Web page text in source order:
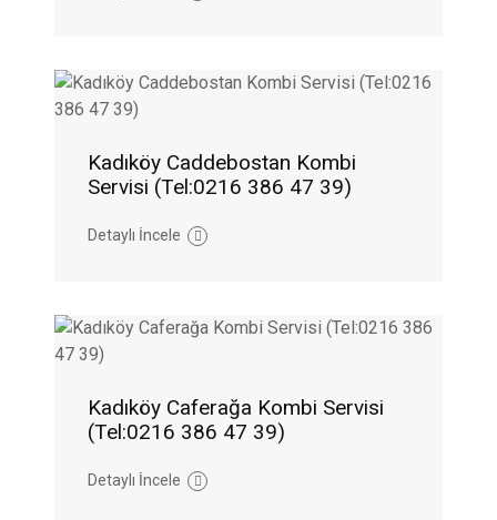
Kadıköy Caddebostan Kombi
Servisi (Tel:0216 386 47 39)
Detaylı İncele
Kadıköy Caferağa Kombi Servisi
(Tel:0216 386 47 39)
Detaylı İncele